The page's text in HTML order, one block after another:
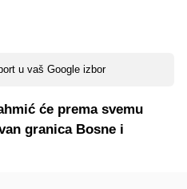
u vaš Google izbor
će prema svemu
granica Bosne i